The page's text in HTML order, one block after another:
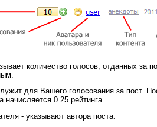
количество голосов, отданных за
для Вашего голосования за пост.
начисляется 0.25 рейтинга.
- указывают автора поста.